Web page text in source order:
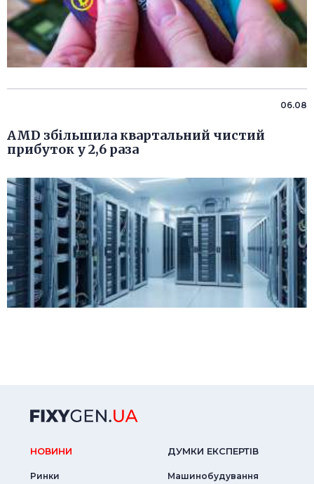
06.08
AMD збільшила квартальний чистий
прибуток у 2,6 раза
НОВИНИ
Ринки
ДУМКИ ЕКСПЕРТIВ
Машинобудування